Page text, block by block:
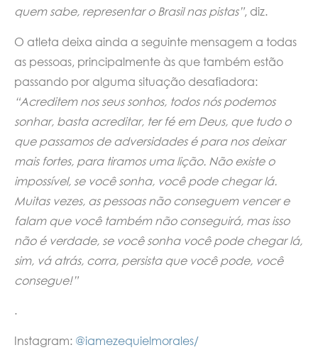
quem sabe, representar o Brasil nas pistas”, diz.
O atleta deixa ainda a seguinte mensagem a todas
as pessoas, principalmente às que também estão
passando por alguma situação desafiadora:
“Acreditem nos seus sonhos, todos nós podemos
sonhar, basta acreditar, ter fé em Deus, que tudo o
que passamos de adversidades é para nos deixar
mais fortes, para tiramos uma lição. Não existe o
impossível, se você sonha, você pode chegar lá.
Muitas vezes, as pessoas não conseguem vencer e
falam que você também não conseguirá, mas isso
não é verdade, se você sonha você pode chegar lá,
sim, vá atrás, corra, persista que você pode, você
consegue!”
.
Instagram: @iamezequielmorales/